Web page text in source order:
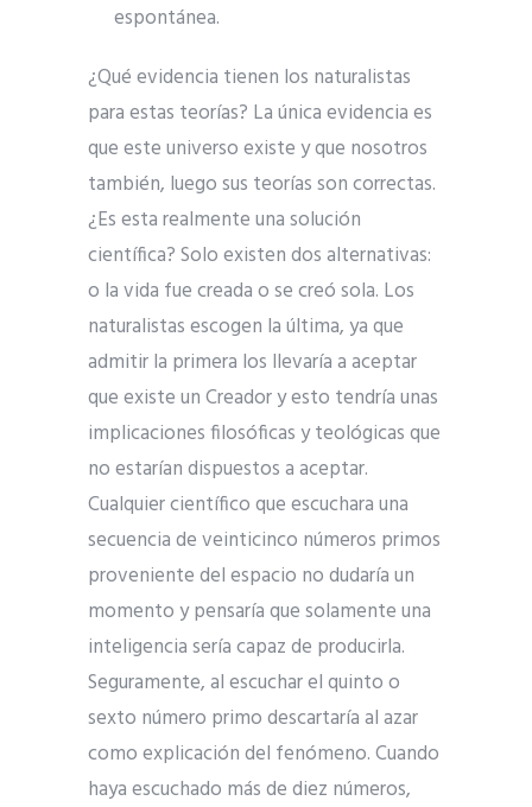
espontánea.
¿Qué evidencia tienen los naturalistas
para estas teorías? La única evidencia es
que este universo existe y que nosotros
también, luego sus teorías son correctas.
¿Es esta realmente una solución
científica? Solo existen dos alternativas:
o la vida fue creada o se creó sola. Los
naturalistas escogen la última, ya que
admitir la primera los llevaría a aceptar
que existe un Creador y esto tendría unas
implicaciones filosóficas y teológicas que
no estarían dispuestos a aceptar.
Cualquier científico que escuchara una
secuencia de veinticinco números primos
proveniente del espacio no dudaría un
momento y pensaría que solamente una
inteligencia sería capaz de producirla.
Seguramente, al escuchar el quinto o
sexto número primo descartaría al azar
como explicación del fenómeno. Cuando
haya escuchado más de diez números,